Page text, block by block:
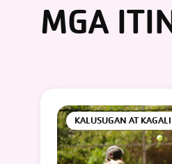
MGA
KALUSUGAN AT